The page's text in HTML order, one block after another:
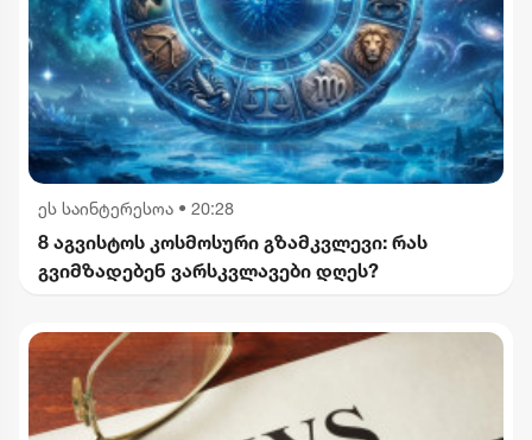
ეს საინტერესოა • 20:28
8 აგვისტოს კოსმოსური გზამკვლევი: რას
გვიმზადებენ ვარსკვლავები დღეს?